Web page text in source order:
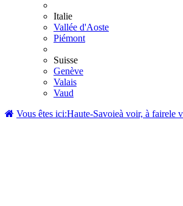
Italie
Vallée d'Aoste
Piémont
Suisse
Genève
Valais
Vaud
Vous êtes ici:Haute-Savoieà voir, à fairele